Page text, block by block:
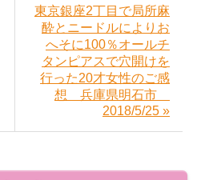
東京銀座2丁目で局所麻
酔とニードルによりお
へそに100％オールチ
タンピアスで穴開けを
行った20才女性のご感
想 兵庫県明石市
2018/5/25 »